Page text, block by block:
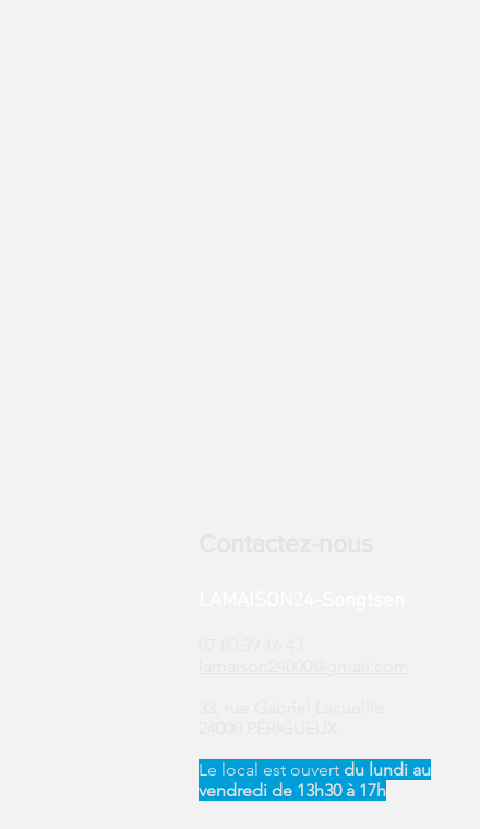
Le local est ouvert ​ du lundi au
vendredi de 13h30 à 17h